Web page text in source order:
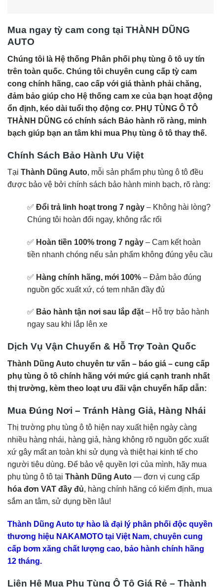
Mua ngay tỳ cam cong tại THÀNH DŨNG
AUTO
Chúng tôi là Hệ thống Phân phối phụ tùng ô tô uy tín
trên toàn quốc. Chúng tôi chuyên cung cấp tỳ cam
cong chính hãng, cao cấp với giá thành phải chăng,
đảm bảo giúp cho Hệ thống cam xe của bạn hoạt động
ổn định, kéo dài tuổi thọ động cơ. PHỤ TÙNG Ô TÔ
THÀNH DŨNG có chính sách Bảo hành rõ ràng, minh
bạch giúp bạn an tâm khi mua Phụ tùng ô tô thay thế.
Chính Sách Bảo Hành Ưu Việt
Tại Thành Dũng Auto, mỗi sản phẩm phụ tùng ô tô đều
được bảo vệ bởi chính sách bảo hành minh bạch, rõ ràng:
✅ Đổi trả linh hoạt trong 7 ngày – Không hài lòng?
Chúng tôi hoàn đổi ngay, không rắc rối
✅ Hoàn tiền 100% trong 7 ngày – Cam kết hoàn
tiền nhanh chóng nếu sản phẩm không đúng yêu cầu
✅ Hàng chính hãng, mới 100% – Đảm bảo đúng
nguồn gốc xuất xứ, có tem nhãn đầy đủ
✅ Bảo hành tận nơi sau lắp đặt – Hỗ trợ bảo hành
ngay sau khi lắp lên xe
Dịch Vụ Vận Chuyển & Hỗ Trợ Toàn Quốc
Thành Dũng Auto chuyên tư vấn – báo giá – cung cấp
phụ tùng ô tô chính hãng với mức giá cạnh tranh nhất
thị trường, kèm theo loạt ưu đãi vận chuyển hấp dẫn:
Mua Đúng Nơi – Tránh Hàng Giả, Hàng Nhái
Thị trường phụ tùng ô tô hiện nay xuất hiện ngày càng
nhiều hàng nhái, hàng giả, hàng không rõ nguồn gốc xuất
xứ gây mất an toàn khi sử dụng và thiệt hại kinh tế cho
người tiêu dùng. Để bảo vệ quyền lợi của mình, hãy mua
phụ tùng ô tô tại Thành Dũng Auto — đơn vị cung cấp
hóa đơn VAT đầy đủ, hàng chính hãng có kiểm định, mua
sắm an tâm, sử dụng bền lâu!
Thành Dũng Auto tự hào là đại lý phân phối độc quyền
thương hiệu NAKAMOTO tại Việt Nam, chuyên cung
cấp bơm xăng chất lượng cao, bảo hành chính hãng
12 tháng.
Liên Hệ Mua Phụ Tùng Ô Tô Giá Rẻ – Thành